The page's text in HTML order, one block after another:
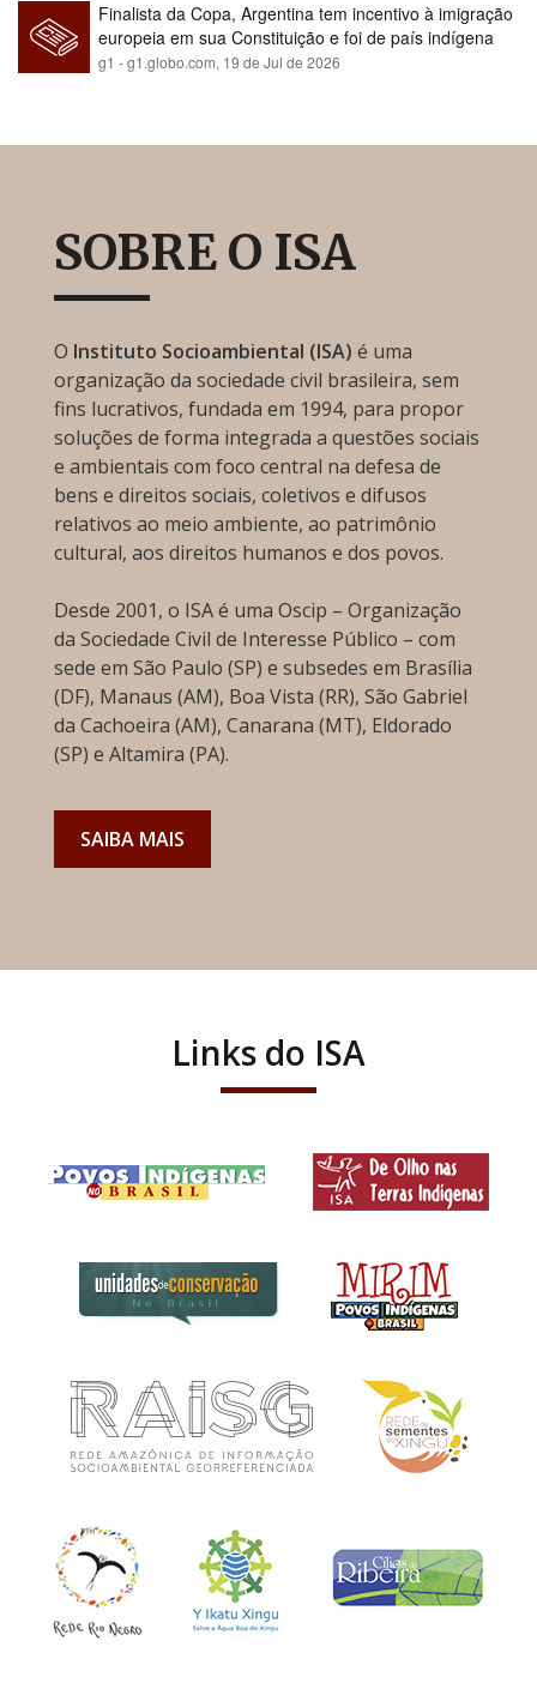
Finalista da Copa, Argentina tem incentivo à imigração
europeia em sua Constituição e foi de país indígena
para maioria branca
g1 - g1.globo.com, 19 de Jul de 2026
SOBRE O ISA
O Instituto Socioambiental (ISA) é uma
organização da sociedade civil brasileira, sem
fins lucrativos, fundada em 1994, para propor
soluções de forma integrada a questões sociais
e ambientais com foco central na defesa de
bens e direitos sociais, coletivos e difusos
relativos ao meio ambiente, ao patrimônio
cultural, aos direitos humanos e dos povos.
Desde 2001, o ISA é uma Oscip – Organização
da Sociedade Civil de Interesse Público – com
sede em São Paulo (SP) e subsedes em Brasília
(DF), Manaus (AM), Boa Vista (RR), São Gabriel
da Cachoeira (AM), Canarana (MT), Eldorado
(SP) e Altamira (PA).
SAIBA MAIS
Links do ISA